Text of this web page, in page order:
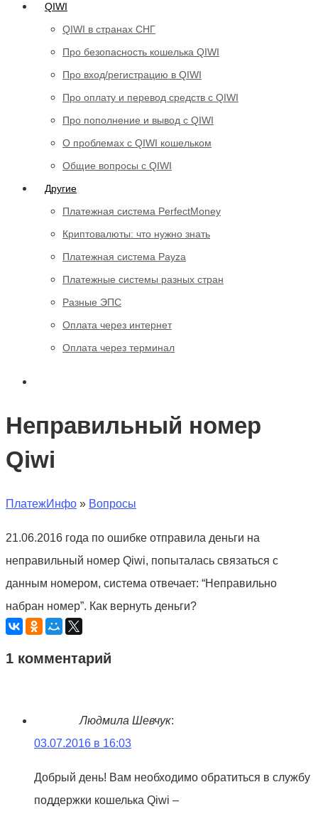
QIWI
QIWI в странах СНГ
Про безопасность кошелька QIWI
Про вход/регистрацию в QIWI
Про оплату и перевод средств c QIWI
Про пополнение и вывод с QIWI
О проблемах с QIWI кошельком
Общие вопросы с QIWI
Другие
Платежная система PerfectMoney
Криптовалюты: что нужно знать
Платежная система Payza
Платежные системы разных стран
Разные ЭПС
Оплата через интернет
Оплата через терминал
Неправильный номер
Qiwi
ПлатежИнфо » Вопросы
21.06.2016 года по ошибке отправила деньги на
неправильный номер Qiwi, попыталась связаться с
данным номером, система отвечает: “Неправильно
набран номер”. Как вернуть деньги?
1 комментарий
Людмила Шевчук:
03.07.2016 в 16:03
Добрый день! Вам необходимо обратиться в службу
поддержки кошелька Qiwi –